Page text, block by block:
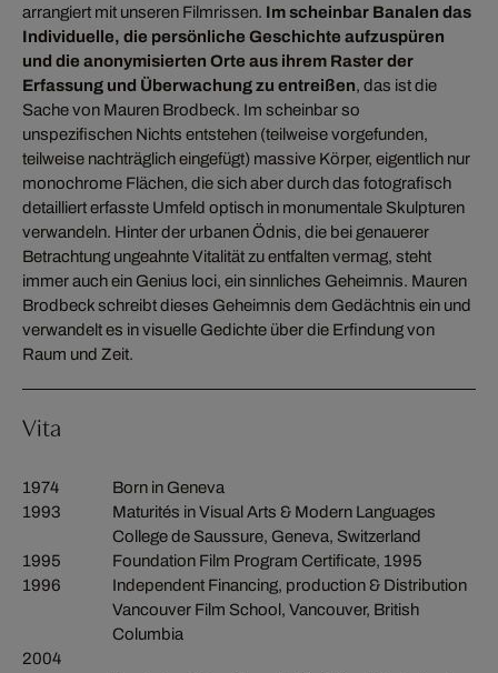
arrangiert mit unseren Filmrissen. Im scheinbar Banalen das
Individuelle, die persönliche Geschichte aufzuspüren
und die anonymisierten Orte aus ihrem Raster der
Erfassung und Überwachung zu entreißen, das ist die
Sache von Mauren Brodbeck. Im scheinbar so
unspezifischen Nichts entstehen (teilweise vorgefunden,
teilweise nachträglich eingefügt) massive Körper, eigentlich nur
monochrome Flächen, die sich aber durch das fotografisch
detailliert erfasste Umfeld optisch in monumentale Skulpturen
verwandeln. Hinter der urbanen Ödnis, die bei genauerer
Betrachtung ungeahnte Vitalität zu entfalten vermag, steht
immer auch ein Genius loci, ein sinnliches Geheimnis. Mauren
Brodbeck schreibt dieses Geheimnis dem Gedächtnis ein und
verwandelt es in visuelle Gedichte über die Erfindung von
Raum und Zeit.
Vita
1974
Born in Geneva
1993
Maturités in Visual Arts & Modern Languages
College de Saussure, Geneva, Switzerland
1995
Foundation Film Program Certificate, 1995
1996
Independent Financing, production & Distribution
Vancouver Film School, Vancouver, British
Columbia
2004